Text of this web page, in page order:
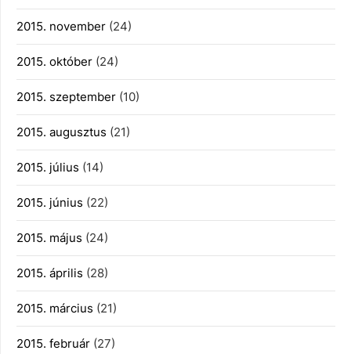
2015. november (24)
2015. október (24)
2015. szeptember (10)
2015. augusztus (21)
2015. július (14)
2015. június (22)
2015. május (24)
2015. április (28)
2015. március (21)
2015. február (27)